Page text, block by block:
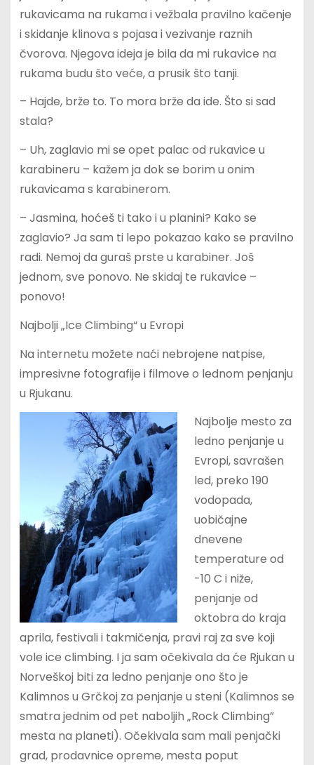
rukavicama na rukama i vežbala pravilno kačenje
i skidanje klinova s pojasa i vezivanje raznih
čvorova. Njegova ideja je bila da mi rukavice na
rukama budu što veće, a prusik što tanji.
– Hajde, brže to. To mora brže da ide. Što si sad
stala?
– Uh, zaglavio mi se opet palac od rukavice u
karabineru – kažem ja dok se borim u onim
rukavicama s karabinerom.
– Jasmina, hoćeš ti tako i u planini? Kako se
zaglavio? Ja sam ti lepo pokazao kako se pravilno
radi. Nemoj da guraš prste u karabiner. Još
jednom, sve ponovo. Ne skidaj te rukavice –
ponovo!
Najbolji „Ice Climbing“ u Evropi
Na internetu možete naći nebrojene natpise,
impresivne fotografije i filmove o lednom penjanju
u Rjukanu.
Najbolje mesto za
ledno penjanje u
Evropi, savrašen
led, preko 190
vodopada,
uobičajne
dnevene
temperature od
-10 C i niže,
penjanje od
oktobra do kraja
aprila, festivali i takmičenja, pravi raj za sve koji
vole ice climbing. I ja sam očekivala da će Rjukan u
Norveškoj biti za ledno penjanje ono što je
Kalimnos u Grčkoj za penjanje u steni (Kalimnos se
smatra jednim od pet naboljih „Rock Climbing”
mesta na planeti). Očekivala sam mali penjački
grad, prodavnice opreme, mesta poput